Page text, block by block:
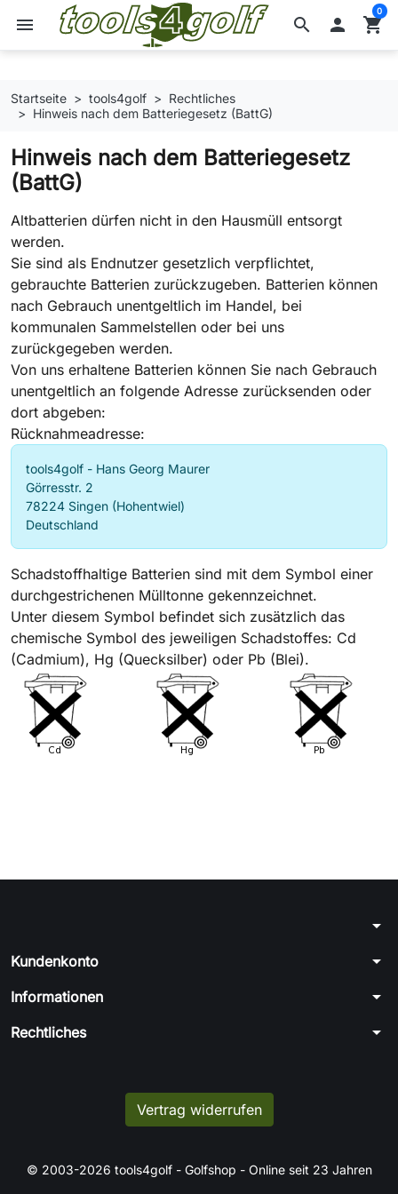
search
menu  shopping_cart
0
Startseite tools4golf
Rechtliches
Hinweis nach dem Batteriegesetz (BattG)
Hinweis nach dem Batteriegesetz
(BattG)
Altbatterien dürfen nicht in den Hausmüll entsorgt
werden.
Sie sind als Endnutzer gesetzlich verpflichtet,
gebrauchte Batterien zurückzugeben. Batterien können
nach Gebrauch unentgeltlich im Handel, bei
kommunalen Sammelstellen oder bei uns
zurückgegeben werden.
Von uns erhaltene Batterien können Sie nach Gebrauch
unentgeltlich an folgende Adresse zurücksenden oder
dort abgeben:
Rücknahmeadresse:
tools4golf - Hans Georg Maurer
Görresstr. 2
78224 Singen (Hohentwiel)
Deutschland
Schadstoffhaltige Batterien sind mit dem Symbol einer
durchgestrichenen Mülltonne gekennzeichnet.
Unter diesem Symbol befindet sich zusätzlich das
chemische Symbol des jeweiligen Schadstoffes: Cd
(Cadmium), Hg (Quecksilber) oder Pb (Blei).
arrow_drop_down
Kundenkonto arrow_drop_down
Informationen arrow_drop_down
Rechtliches arrow_drop_down
Vertrag widerrufen
© 2003-2026 tools4golf - Golfshop - Online seit 23 Jahren